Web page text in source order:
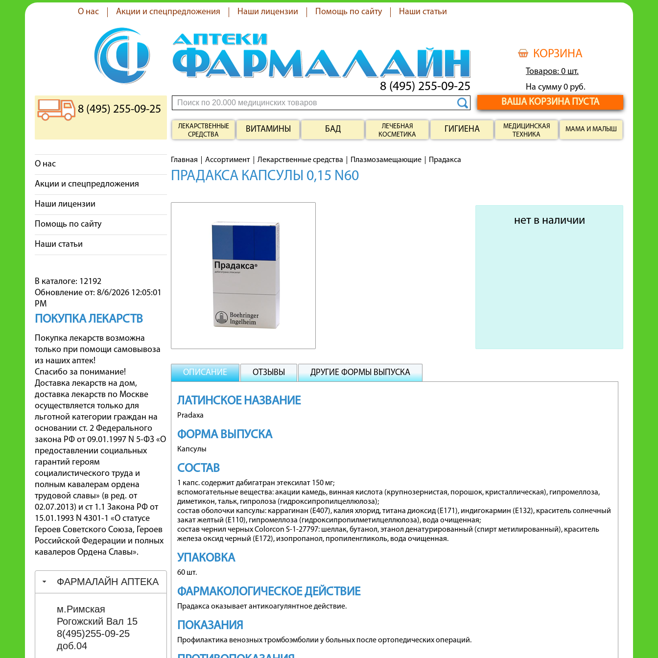
О нас Акции и спецпредложения Наши лицензии Помощь по сайту Наши статьи
КОРЗИНА
Товаров: 0 шт.
На сумму 0 руб.
ВАША КОРЗИНА ПУСТА
8 (495) 255-09-25
8 (495) 255-09-25
ЛЕКАРСТВЕННЫЕ
СРЕДСТВА
ВИТАМИНЫ БАД
ЛЕЧЕБНАЯ
КОСМЕТИКА
ГИГИЕНА
МЕДИЦИНСКАЯ
ТЕХНИКА
МАМА И МАЛЫШ
О нас
Акции и спецпредложения
Наши лицензии
Помощь по сайту
Наши статьи
В каталоге: 12192
Обновление от: 8/6/2026 12:05:01
PM
ПОКУПКА ЛЕКАРСТВ
Покупка лекарств возможна
только при помощи самовывоза
из наших аптек!
Спасибо за понимание!
Доставка лекарств на дом,
доставка лекарств по Москве
осуществляется только для
льготной категории граждан на
основании ст. 2 Федерального
закона РФ от 09.01.1997 N 5-ФЗ «О
предоставлении социальных
гарантий героям
социалистического труда и
полным кавалерам ордена
трудовой славы» (в ред. от
02.07.2013) и ст 1.1 Закона РФ от
15.01.1993 N 4301-1 «О статусе
Героев Советского Союза, Героев
Российской Федерации и полных
кавалеров Ордена Славы».
ФАРМАЛАЙН АПТЕКА
м.Римская
Рогожский Вал 15
8(495)255-09-25
доб.04
Главная Ассортимент Лекарственные средства Плазмозамещающие Прадакса
ПРАДАКСА КАПСУЛЫ 0,15 N60
нет в наличии
ОПИСАНИЕ ОТЗЫВЫ ДРУГИЕ ФОРМЫ ВЫПУСКА
ЛАТИНСКОЕ НАЗВАНИЕ
Pradaxa
ФОРМА ВЫПУСКА
Капсулы
СОСТАВ
1 капс. содержит дабигатран этексилат 150 мг;
вспомогательные вещества: акации камедь, винная кислота (крупнозернистая, порошок, кристаллическая), гипромеллоза,
диметикон, тальк, гипролоза (гидроксипропилцеллюлоза);
состав оболочки капсулы: каррагинан (E407), калия хлорид, титана диоксид (E171), индигокармин (E132), краситель солнечный
закат желтый (E110), гипромеллоза (гидроксипропилметилцеллюлоза), вода очищенная;
состав чернил черных Colorcon S-1-27797: шеллак, бутанол, этанол денатурированный (спирт метилированный), краситель
железа оксид черный (E172), изопропанол, пропиленгликоль, вода очищенная.
УПАКОВКА
60 шт.
ФАРМАКОЛОГИЧЕСКОЕ ДЕЙСТВИЕ
Прадакса оказывает антикоагулянтное действие.
ПОКАЗАНИЯ
Профилактика венозных тромбоэмболии у больных после ортопедических операций.